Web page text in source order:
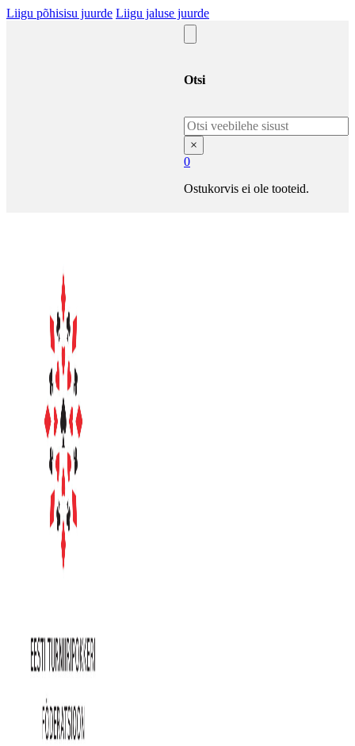
Liigu põhisisu juurde Liigu jaluse juurde
Otsi
Otsi
×
0
Ostukorvis ei ole tooteid.